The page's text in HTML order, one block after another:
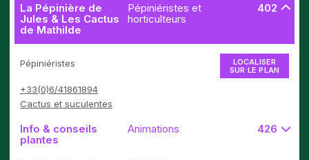
La Pépinière de
Jules & Les Cactus
de Mathilde
Pépiniéristes et
horticulteurs
402
Pépiniéristes
+33(0)6/41861894
Cactus et suculentes
LOCALISER
SUR LE PLAN
Info & conseils
plantes
Animations 426